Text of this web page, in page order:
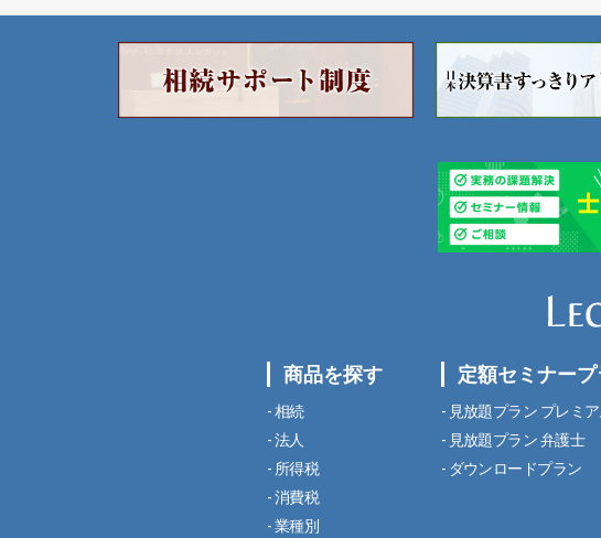
商品を探す
相続
法人
所得税
消費税
業種別
定額セミナー
見放題プラン プレミ
見放題プラン 弁護士
ダウンロードプラン